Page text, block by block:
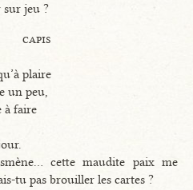
sur jeu ?
capis
plaire
un peu,
à faire
cette maudite paix me
tu pas brouiller les cartes ?